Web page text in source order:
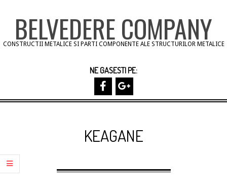
contentBELVEDERE COMPANY
CONSTRUCTII METALICE SI PARTI COMPONENTE ALE STRUCTURILOR METALICE
NE GASESTI PE:
KEAGANE